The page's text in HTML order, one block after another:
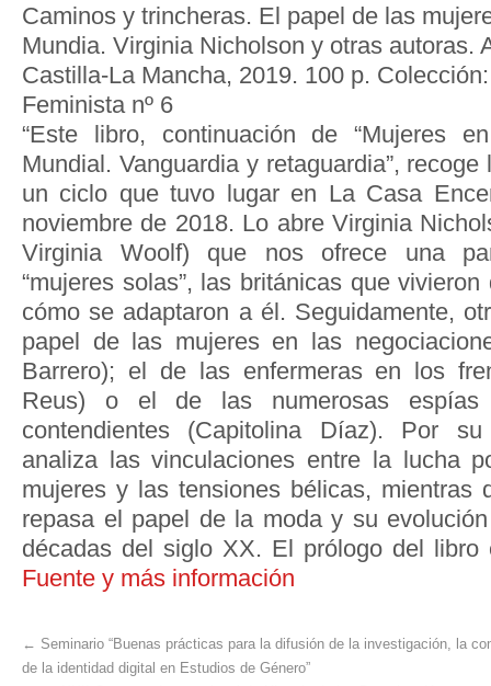
Caminos y trincheras. El papel de las
Mundia. Virginia Nicholson y otras autoras.
Castilla-La Mancha, 2019. 100 p.
Feminista nº 6
“Este libro, continuación de “Mujeres
Mundial. Vanguardia y retaguardia”,
un ciclo que tuvo lugar en La Casa
noviembre de 2018. Lo abre Virginia
Virginia Woolf) que nos ofrece una
“mujeres solas”, las británicas que
cómo se adaptaron a él. Seguidamente,
papel de las mujeres en las
Barrero); el de las enfermeras en los
Reus) o el de las numerosas espías
contendientes (Capitolina Díaz). Por
analiza las vinculaciones entre la lucha
mujeres y las tensiones bélicas, mientras
repasa el papel de la moda y su
décadas del siglo XX. El prólogo del libro
Fuente y más información
← Seminario “Buenas prácticas para la difusión de la investigación, la
de la identidad digital en Estudios de Género”